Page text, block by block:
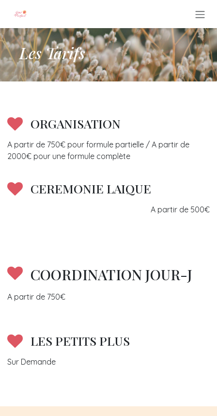
Les Tarifs
ORGANISATION
A partir de 750€ pour formule partielle / A partir de
2000€ pour une formule complète
CEREMONIE LAIQUE
A partir de 500€
COORDINATION JOUR-J
A partir de 750€
LES PETITS PLUS
Sur Demande